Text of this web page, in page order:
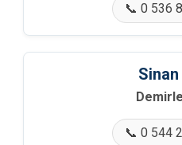
📞 0 536
Sinan
📞 0 544